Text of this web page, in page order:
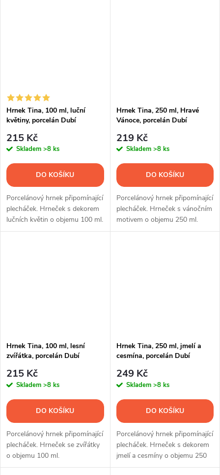
Hrnek Tina, 100 ml, luční
květiny, porcelán Dubí
215 Kč
Skladem >8 ks
DO KOŠÍKU
Porcelánový hrnek připomínající
plecháček. Hrneček s dekorem
lučních květin o objemu 100 ml.
Hrnek Tina, 250 ml, Hravé
Vánoce, porcelán Dubí
219 Kč
Skladem >8 ks
DO KOŠÍKU
Porcelánový hrnek připomínající
plecháček. Hrneček s vánočním
motivem o objemu 250 ml.
Hrnek Tina, 100 ml, lesní
zvířátka, porcelán Dubí
215 Kč
Skladem >8 ks
DO KOŠÍKU
Porcelánový hrnek připomínající
plecháček. Hrneček se zvířátky
o objemu 100 ml.
Hrnek Tina, 250 ml, jmelí a
cesmína, porcelán Dubí
249 Kč
Skladem >8 ks
DO KOŠÍKU
Porcelánový hrnek připomínající
plecháček. Hrneček s dekorem
jmelí a cesmíny o objemu 250
ml.